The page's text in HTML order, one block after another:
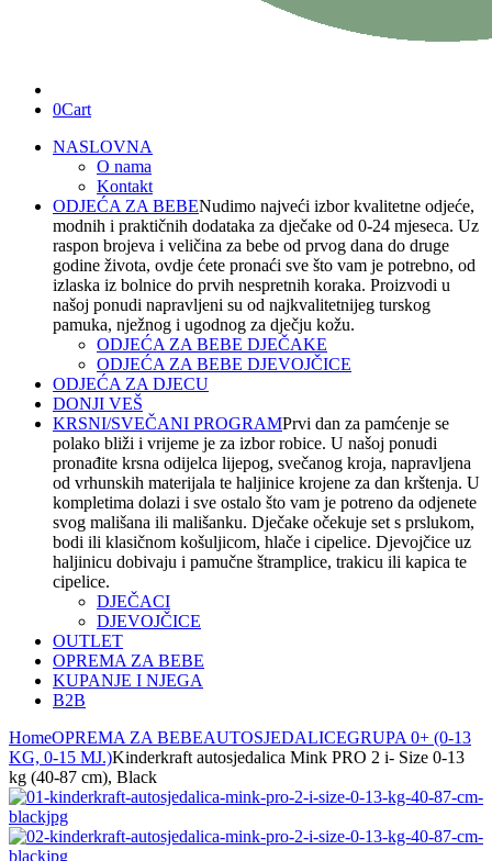
0Cart
NASLOVNA
O nama
Kontakt
ODJEĆA ZA BEBENudimo najveći izbor kvalitetne odjeće,
modnih i praktičnih dodataka za dječake od 0-24 mjeseca. Uz
raspon brojeva i veličina za bebe od prvog dana do druge
godine života, ovdje ćete pronaći sve što vam je potrebno, od
izlaska iz bolnice do prvih nespretnih koraka. Proizvodi u
našoj ponudi napravljeni su od najkvalitetnijeg turskog
pamuka, nježnog i ugodnog za dječju kožu.
ODJEĆA ZA BEBE DJEČAKE
ODJEĆA ZA BEBE DJEVOJČICE
ODJEĆA ZA DJECU
DONJI VEŠ
KRSNI/SVEČANI PROGRAMPrvi dan za pamćenje se
polako bliži i vrijeme je za izbor robice. U našoj ponudi
pronađite krsna odijelca lijepog, svečanog kroja, napravljena
od vrhunskih materijala te haljinice krojene za dan krštenja. U
kompletima dolazi i sve ostalo što vam je potreno da odjenete
svog mališana ili mališanku. Dječake očekuje set s prslukom,
bodi ili klasičnom košuljicom, hlače i cipelice. Djevojčice uz
haljinicu dobivaju i pamučne štramplice, trakicu ili kapica te
cipelice.
DJEČACI
DJEVOJČICE
OUTLET
OPREMA ZA BEBE
KUPANJE I NJEGA
B2B
HomeOPREMA ZA BEBEAUTOSJEDALICEGRUPA 0+ (0-13
KG, 0-15 MJ.)Kinderkraft autosjedalica Mink PRO 2 i- Size 0-13
kg (40-87 cm), Black